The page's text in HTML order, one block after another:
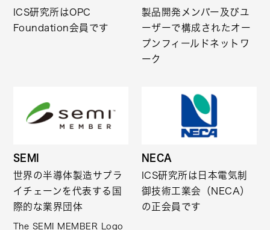
ICS研究所はOPC
Foundation会員です
製品開発メンバー及びユ
ーザーで構成されたオー
プンフィールドネットワ
ーク
SEMI
世界の半導体製造サプラ
イチェーンを代表する国
際的な業界団体
The SEMI MEMBER Logo
NECA
ICS研究所は日本電気制
御技術工業会（NECA）
の正会員です